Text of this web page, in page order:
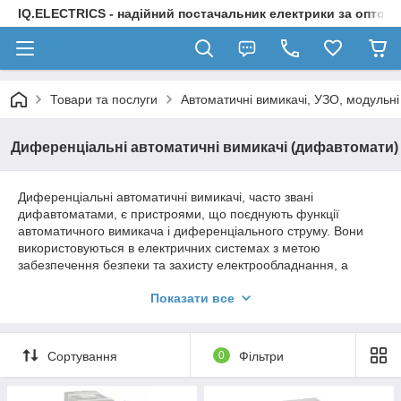
IQ.ELECTRICS - надійний постачальник електрики за
Товари та послуги Автоматичні вимикачі, УЗО,
Диференціальні автоматичні вимикачі (дифавтомати)
Диференціальні автоматичні вимикачі, часто звані
дифавтоматами, є пристроями, що поєднують функції
автоматичного вимикача і диференціального струму. Вони
використовуються в електричних системах з метою
забезпечення безпеки та захисту електрообладнання, а
Ось кілька основних причин використання диффавтоматів:
1. **Захист від витоків струму:** Диференціальні автоматичні
вимикачі призначені для виявлення різниці в струмі між
фазами та нулем. Якщо відбувається витік струму,
наприклад, через пошкодження ізоляції проводів або дотику
Показати все
Сортування 0 Фільтри